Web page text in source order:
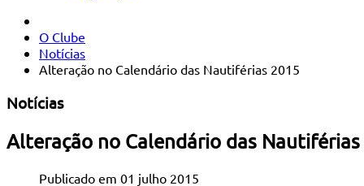
O Clube
Notícias
Alteração no Calendário das Nautiférias 2015
Notícias
Alteração no Calendário das
Publicado em 01 julho 2015